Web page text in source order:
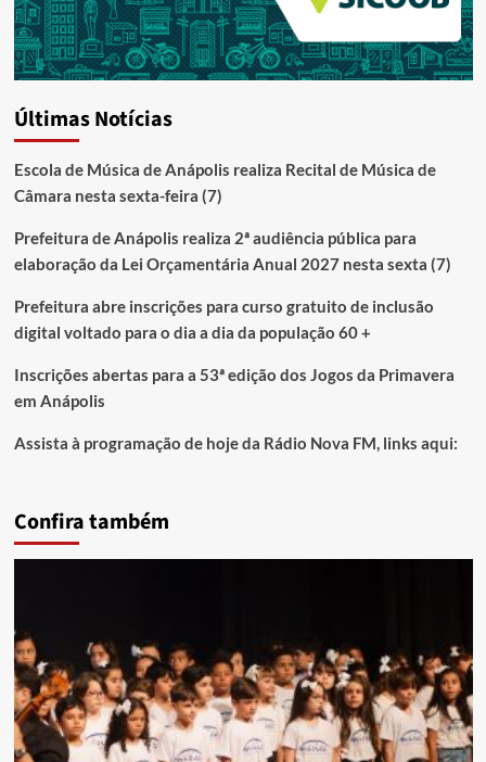
Últimas Notícias
Escola de Música de Anápolis realiza Recital de Música de
Câmara nesta sexta-feira (7)
Prefeitura de Anápolis realiza 2ª audiência pública para
elaboração da Lei Orçamentária Anual 2027 nesta sexta (7)
Prefeitura abre inscrições para curso gratuito de inclusão
digital voltado para o dia a dia da população 60 +
Inscrições abertas para a 53ª edição dos Jogos da Primavera
em Anápolis
Assista à programação de hoje da Rádio Nova FM, links aqui:
Confira também